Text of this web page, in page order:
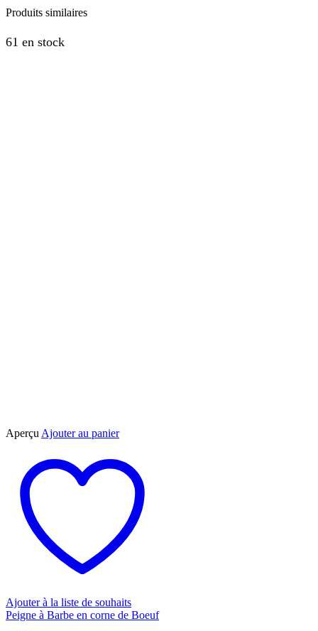
Produits similaires
61 en stock
Aperçu Ajouter au panier
Ajouter à la liste de souhaits
Peigne à Barbe en corne de Boeuf